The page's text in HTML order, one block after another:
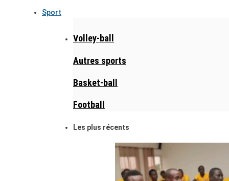
Sport
Volley-ball
Autres sports
Basket-ball
Football
Les plus récents